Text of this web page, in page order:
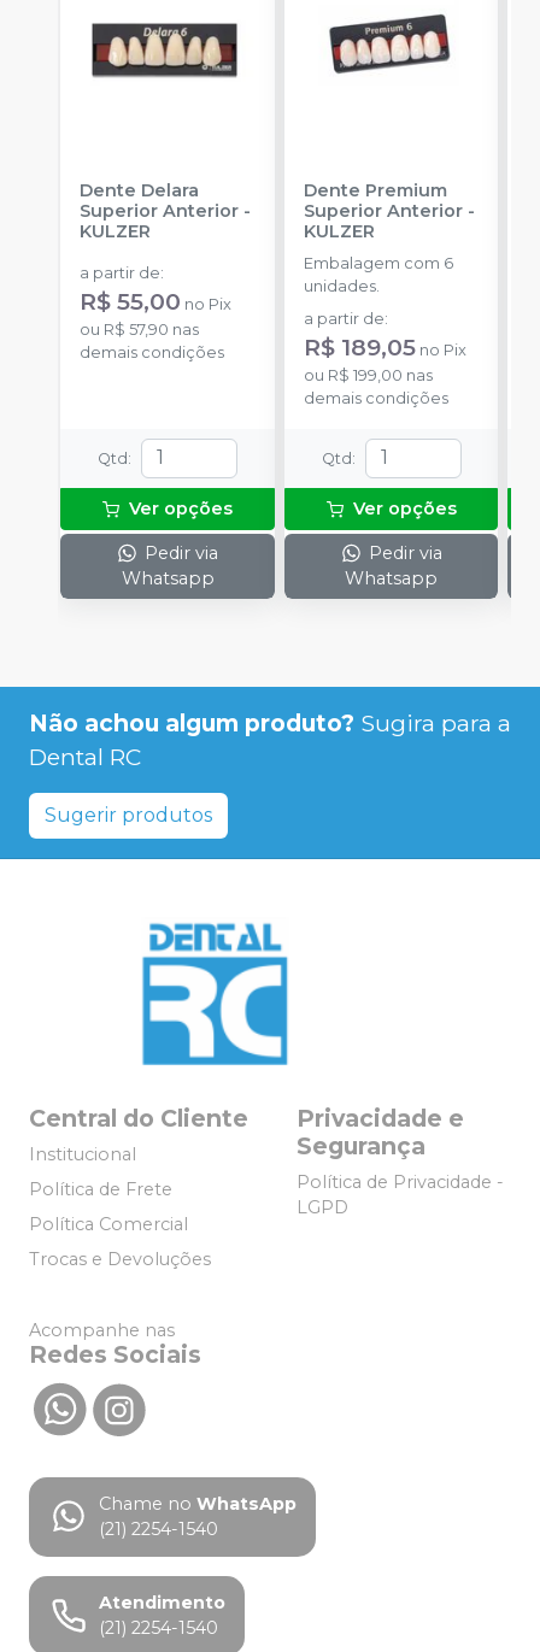
Dente Delara
Superior Anterior -
KULZER
a partir de:
R$ 55,00 no Pix
ou R$ 57,90 nas
demais condições
Qtd :
Ver opções
Pedir via
Whatsapp
Dente Premium
Superior Anterior-
KULZER
Embalagem com 6
unidades.
a partir de:
R$ 189,05 no Pix
ou R$ 199,00 nas
demais condições
Qtd :
Ver opções
Pedir via
Whatsapp
Não achou algum produto? Sugira para a
Dental RC
Sugerir produtos
Central do Cliente
Institucional
Política de Frete
Política Comercial
Trocas e Devoluções
Privacidade e
Segurança
Política de Privacidade -
LGPD
Acompanhe nas
Redes Sociais
Chame no WhatsApp
(21) 2254-1540
Atendimento
(21) 2254-1540